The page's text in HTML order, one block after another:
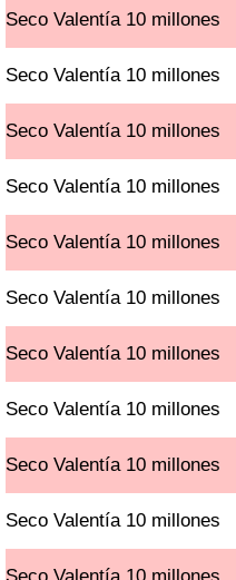
Seco Valentía 10 millones
Seco Valentía 10 millones
Seco Valentía 10 millones
Seco Valentía 10 millones
Seco Valentía 10 millones
Seco Valentía 10 millones
Seco Valentía 10 millones
Seco Valentía 10 millones
Seco Valentía 10 millones
Seco Valentía 10 millones